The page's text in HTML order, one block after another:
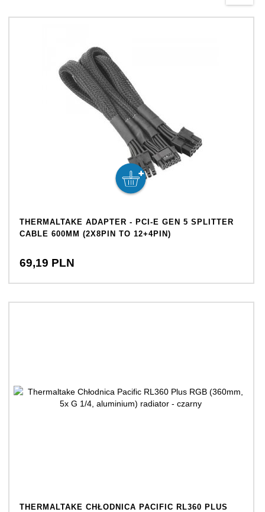
THERMALTAKE ADAPTER - PCI-E GEN 5 SPLITTER
CABLE 600MM (2X8PIN TO 12+4PIN)
69,19 PLN
THERMALTAKE CHŁODNICA PACIFIC RL360 PLUS